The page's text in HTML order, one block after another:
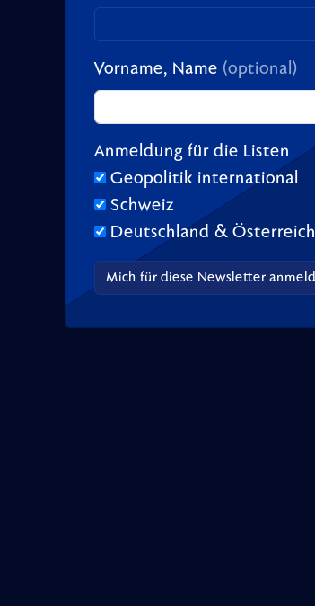
Vorname, Name (optional)
Anmeldung für die Listen
Geopolitik international
Schweiz
Deutschland & Österreich